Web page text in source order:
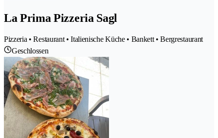
La Prima Pizzeria Sagl
Pizzeria • Restaurant • Italienische Küche • Bankett • Bergrestaurant
Geschlossen